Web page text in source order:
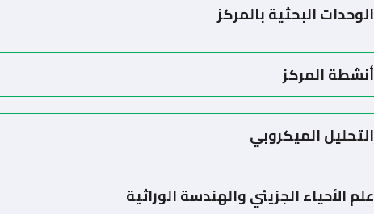
الوحدات البحثية بالمركز
أنشطة المركز
التحليل الميكروبي
علم الأحياء الجزيئي والهندسة الوراثية